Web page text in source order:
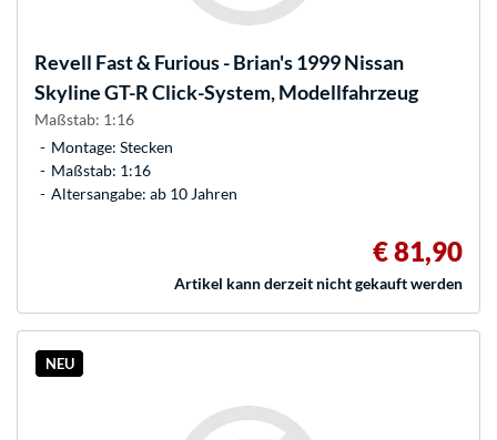
Revell Fast & Furious - Brian's 1999 Nissan
Skyline GT-R Click-System, Modellfahrzeug
Maßstab: 1:16
Montage: Stecken
Maßstab: 1:16
Altersangabe: ab 10 Jahren
€ 81,90
Artikel kann derzeit nicht gekauft werden
NEU